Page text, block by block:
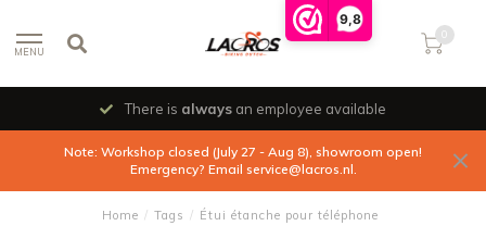
9,8
MENU
0
There is always an employee available
Note: Workshop closed (July 27 - Aug 8), showroom open!
Emergency? Email service@lacros.nl.
Home / Tags / Étui étanche pour téléphone